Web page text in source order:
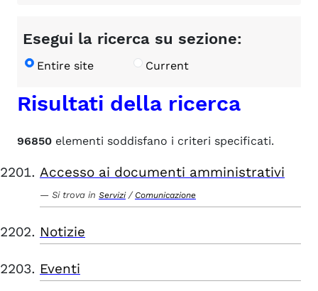
Esegui la ricerca su sezione:
Entire site Current
Risultati della ricerca
96850 elementi soddisfano i criteri specificati.
Accesso ai documenti amministrativi
Si trova in Servizi / Comunicazione
Notizie
Eventi